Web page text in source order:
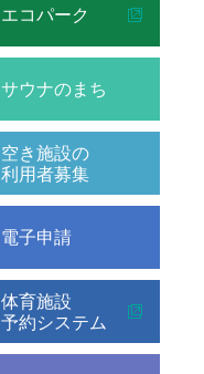
エコパーク
サウナのまち
空き施設の
利用者募集
電子申請
体育施設
予約システム